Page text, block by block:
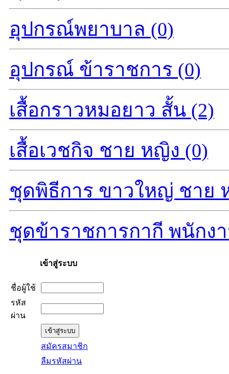
อุปกรณ์พยาบาล (0)
อุปกรณ์ ข้าราชการ (0)
เสื้อกราวหมอยาว สั้น (2)
เสื้อเวชกิจ ชาย หญิง (0)
ชุดพิธีการ ขาวใหญ่ ชาย
ชุดข้าราชการกากี พนักง
เข้าสู่ระบบ
ชื่อผู้ใช้
รหัส
ผ่าน
สมัครสมาชิก
ลืมรหัสผ่าน